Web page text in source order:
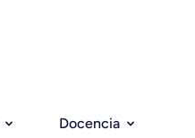
Docencia